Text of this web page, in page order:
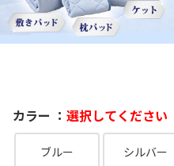
カラー ： 選択してください
ブルー シルバー